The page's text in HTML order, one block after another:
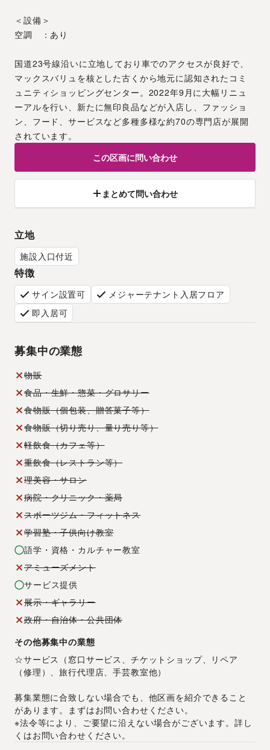
＜設備＞
空調　：あり
国道23号線沿いに立地しており車でのアクセスが良好で、
マックスバリュを核とした古くから地元に認知されたコミ
ュニティショッピングセンター。2022年9月に大幅リニュ
ーアルを行い、新たに無印良品などが入店し、ファッショ
ン、フード、サービスなど多種多様な約70の専門店が展開
されています。
この区画に問い合わせ
まとめて問い合わせ
立地
施設入口付近
特徴
サイン設置可
メジャーテナント入居フロア
即入居可
募集中の業態
物販
食品・生鮮・惣菜・グロサリー
食物販（個包装、贈答菓子等）
食物販（切り売り、量り売り等）
軽飲食（カフェ等）
重飲食（レストラン等）
理美容・サロン
病院・クリニック・薬局
スポーツジム・フィットネス
学習塾・子供向け教室
語学・資格・カルチャー教室
アミューズメント
サービス提供
展示・ギャラリー
政府・自治体・公共団体
その他募集中の業態
☆サービス（窓口サービス、チケットショップ、リペア
（修理）、旅行代理店、手芸教室他）
募集業態に合致しない場合でも、他区画を紹介できること
があります。まずはお問い合わせください。
※法令等により、ご要望に沿えない場合がございます。詳し
くはお問い合わせください。